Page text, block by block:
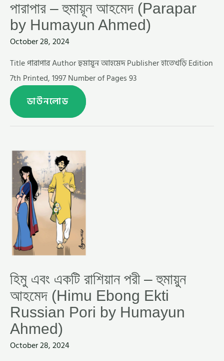
পারাপার – হুমায়ূন আহমেদ (Parapar
by Humayun Ahmed)
October 28, 2024
Title পারাপার Author হুমায়ূন আহমেদ Publisher হাতেখড়ি Edition
7th Printed, 1997 Number of Pages 93
ডাউনলোড
হিমু এবং একটি রাশিয়ান পরী – হুমায়ুন
আহমেদ (Himu Ebong Ekti
Russian Pori by Humayun
Ahmed)
October 28, 2024
হিমু
এবং
একটি
রাশিয়ান
পরী
–
হুমায়ুন
আহমেদ
(HIMU
EBONG
EKTI
RUSSIAN
PORI
HUMAYUN
AHMED)